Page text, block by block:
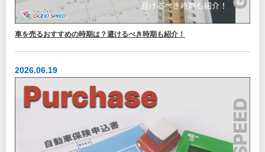
車を売るおすすめの時期は？避けるべき時期も紹介！
2026.06.19